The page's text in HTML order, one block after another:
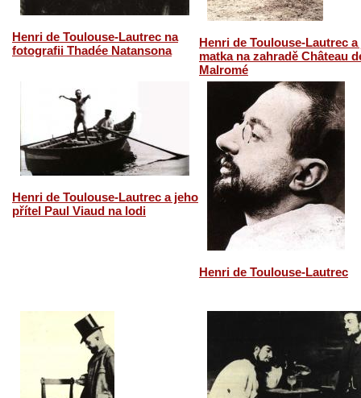
Henri de Toulouse-Lautrec na
fotografii Thadée Natansona
Henri de Toulouse-Lautrec a
matka na zahradě Château
Malromé
Henri de Toulouse-Lautrec a jeho
přítel Paul Viaud na lodi
Henri de Toulouse-Lautrec